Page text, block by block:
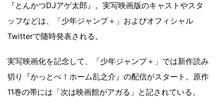
『とんかつDJアゲ太郎』。実写映画版のキャストやスタ
ッフなどは、「少年ジャンプ＋」およびオフィシャル
Twitterで随時発表される。
実写映画化を記念して、「少年ジャンプ＋」では新作読み
切り『かっとべ！ホーム乱之介』の配信がスタート。原作
11巻の帯には「次は映画館がアガる」と記されている。